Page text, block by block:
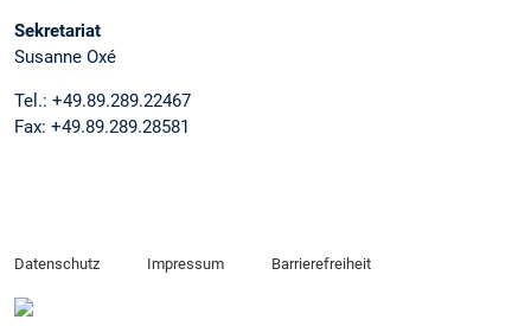
Sekretariat
Susanne Oxé
Tel.: +49.89.289.22467
Fax: +49.89.289.28581
Datenschutz Impressum Barrierefreiheit